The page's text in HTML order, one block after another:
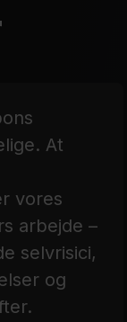
At
vores
arbejde –
selvrisici,
og